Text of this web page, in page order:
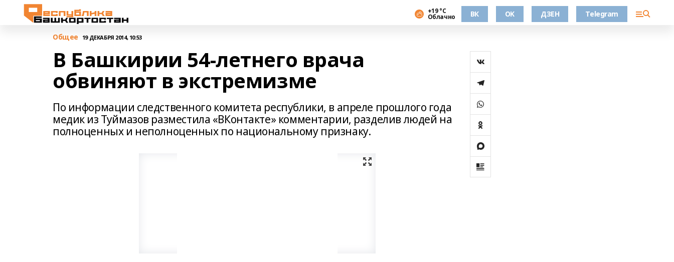
+19 °С
Облачно ВК OK ДЗЕН Telegram
Общее 19 ДЕКАБРЯ 2014, 10:53
В Башкирии 54-летнего врача
обвиняют в экстремизме
По информации следственного комитета республики, в апреле прошлого года
медик из Туймазов разместила «ВКонтакте» комментарии, разделив людей на
полноценных и неполноценных по национальному признаку.